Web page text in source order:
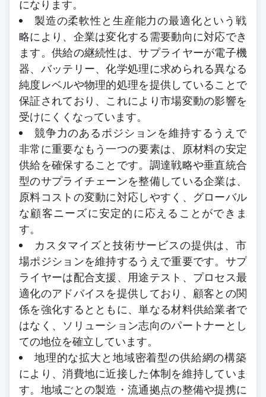
になります。
製造の柔軟性と生産能力の最適化という戦
略により、企業は変化する需要動向に対応でき
ます。供給の継続性は、サプライヤーが電子機
器、バッテリー、化学処理に求められる異なる
純度レベルや物理的処理を提供していることで
保証されており、これにより市場変動の影響を
受けにくくなっています。
競争力のあるポジションを維持するうえで
非常に重要なもう一つの要素は、原材料の安定
供給を確保することです。調達戦略や垂直統合
型のサプライチェーンを整備している企業は、
原料コストの変動に対応しやすく、グローバル
な顧客ニーズに安定的に応えることができま
す。
カスタマイズと技術サービスの提供は、市
場ポジションを維持するうえで重要です。サプ
ライヤーは配合支援、用途テスト、プロセス最
適化のアドバイスを提供しており、顧客との関
係を強化するとともに、単なる材料供給業者で
はなく、ソリューション志向のパートナーとし
ての地位を確立しています。
地理的な拡大と地域密着型の供給網の構築
により、消費地に近接した体制を維持していま
す。地域ごとの製造・流通拠点の整備や提携に